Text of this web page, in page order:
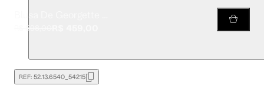
R$ 598,00
REF: 52.13.6540_54215